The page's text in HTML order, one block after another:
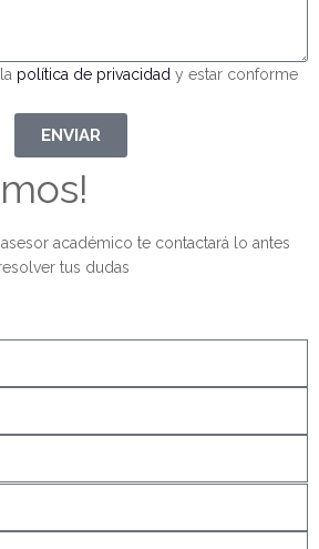
política de privacidad y estar conforme
ENVIAR
académico te contactará lo antes
tus dudas